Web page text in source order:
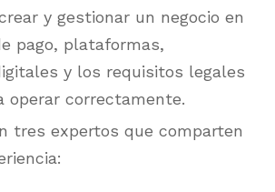
y gestionar un negocio en
pago, plataformas,
y los requisitos legales
operar correctamente.
tres expertos que comparten